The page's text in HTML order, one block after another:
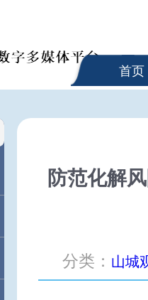
首页
防范化解
分类： 山城